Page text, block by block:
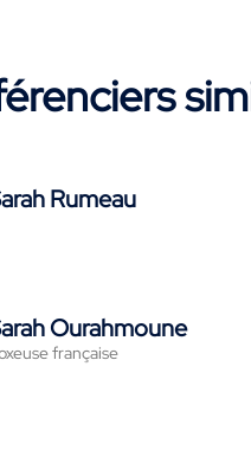
Rumeau
Ourahmoune
française